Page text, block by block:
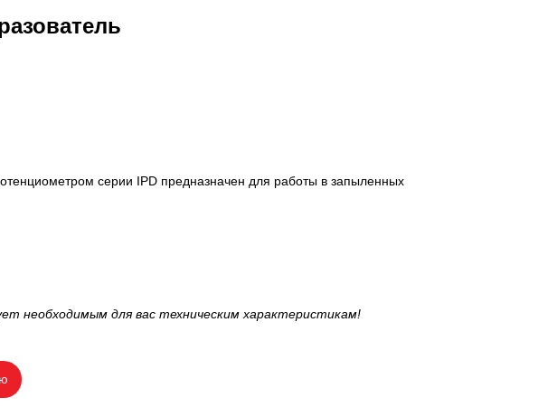
серии IPD предназначен для работы в запыленных
необходимым для вас техническим характеристикам!